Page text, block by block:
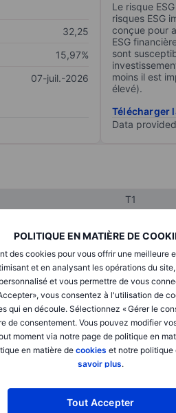
POLITIQUE EN MATIÈRE DE
des cookies pour vous offrir une meilleure
et en analysant les opérations du
et vous permettre de vous
vous consentez à l'utilisation de
qui en découle. Sélectionnez « Gérer le
de consentement. Vous pouvez modifier
moment via notre page de politique en
en matière de cookies et notre
savoir plus.
Tout Accepter
32,25
15,97%
07-juil.-2026
Le risque
risques ESG
conçue pour
ESG
sont
moins il est
élevé).
Télécharger
Data
T1
XXXXXXX
XXXXXXX
XXXXXXX
XXXXXXX